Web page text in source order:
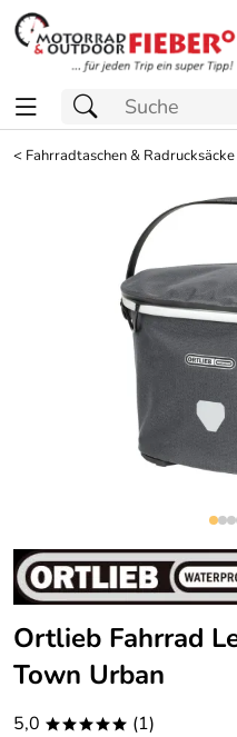
< Fahrradtaschen & Radrucksäcke
Ortlieb Fahrrad
Town Urban
5,0 ***** (1)